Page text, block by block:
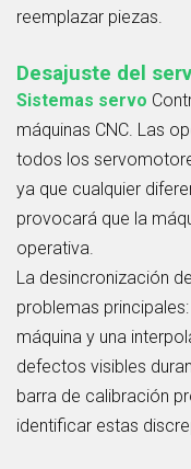
reemplazar piezas.
Desajuste del
Sistemas servo
máquinas CNC. Las
todos los
ya que cualquier
provocará que la
operativa.
La desincronización
problemas
máquina y una
defectos visibles
barra de calibración
identificar estas